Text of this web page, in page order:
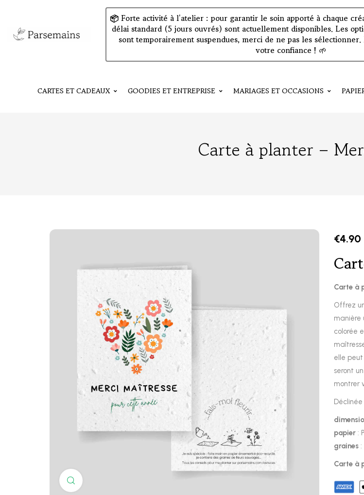
📦 Forte activité à l'atelier : pour garantir le soin apporté à chaque
délai standard (5 jours ouvrés) sont actuellement disponibles. Les
sont temporairement suspendues, merci de ne pas les
votre confiance ! 🌱
CARTES ET CADEAUX GOODIES ET ENTREPRISE MARIAGES ET OCCASIONS
Carte à planter –
€4.90
Carte à
Offrez
manière
colorée
elle
seront
montrer
papier :
graines :
Carte à